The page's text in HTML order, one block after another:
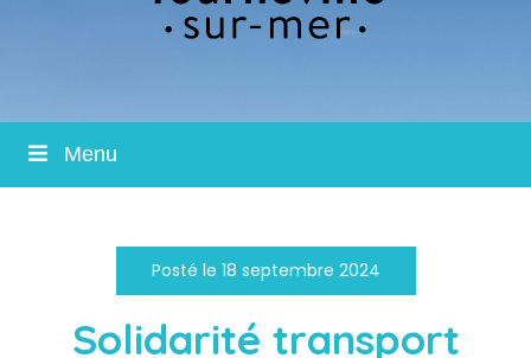
Menu
Posté le 18 septembre 2024
Solidarité transport